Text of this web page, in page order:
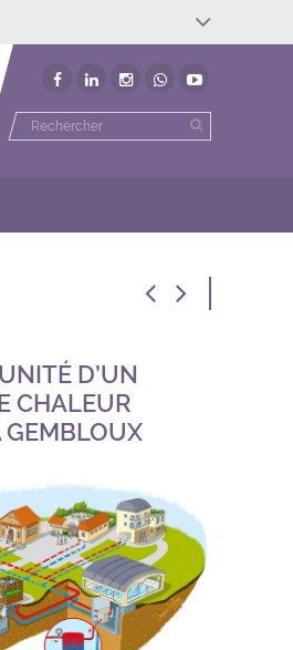
économique
territorial
D’UN
CHALEUR
GEMBLOUX